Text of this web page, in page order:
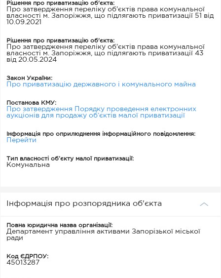
Рішення про приватизацію об'єкта:
Про затвердження переліку об'єктів права комунальної
власності м. Запоріжжя, що підлягають приватизації 51 від
10.09.2021
Рішення про приватизацію об'єкта:
Про затвердження переліку об'єктів права комунальної
власності м. Запоріжжя, що підлягають приватизації 43
від 20.05.2024
Закон України:
Про приватизацію державного і комунального майна
Постанова КМУ:
Про затвердження Порядку проведення електронних
аукціонів для продажу об’єктів малої приватизації
Інформація про оприлюднення інформаційного повідомлення:
Перейти
Тип власності об’єкту малої приватизації:
Комунальна
Інформація про розпорядника об'єкта
Повна юридична назва організації:
Департамент управління активами Запорізької міської
ради
Код ЄДРПОУ:
45013287